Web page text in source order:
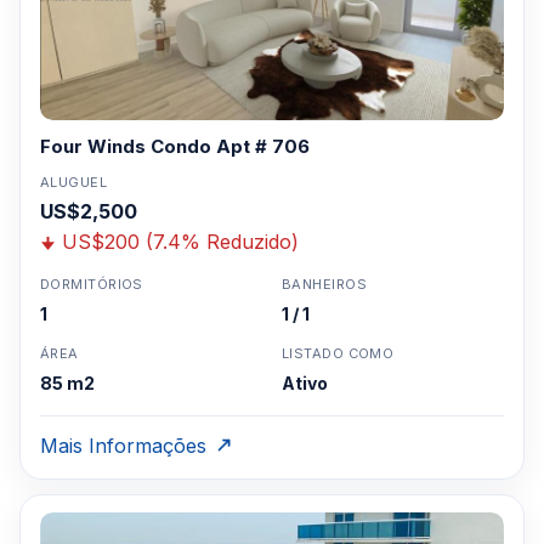
Four Winds Condo Apt # 706
ALUGUEL
US$2,500
US$200 (7.4% Reduzido)
DORMITÓRIOS
1
BANHEIROS
1 / 1
ÁREA
85 m2
LISTADO COMO
Ativo
Mais Informações